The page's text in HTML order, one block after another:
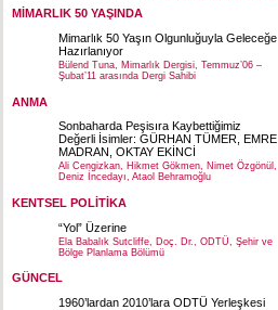
MİMARLIK 50 YAŞINDA
Mimarlık 50 Yaşın Olgunluğuyla Geleceğe
Hazırlanıyor
Bülend Tuna, Mimarlık Dergisi, Temmuz’06 –
Şubat’11 arasında Dergi Sahibi
ANMA
Sonbaharda Peşisıra Kaybettiğimiz
Değerli İsimler: GÜRHAN TÜMER, EMRE
MADRAN, OKTAY EKİNCİ
Ali Cengizkan, Hikmet Gökmen, Nimet Özgönül,
Deniz İncedayı, Ataol Behramoğlu
KENTSEL POLİTİKA
“Yol” Üzerine
Ela Babalık Sutcliffe, Doç. Dr., ODTÜ, Şehir ve
Bölge Planlama Bölümü
GÜNCEL
1960’lardan 2010’lara ODTÜ Yerleşkesi